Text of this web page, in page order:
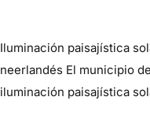
Iluminación paisajística
neerlandés El municipio
iluminación paisajística